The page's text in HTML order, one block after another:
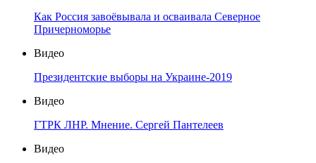
Как Россия завоёвывала и осваивала Северное
Причерноморье
Видео
Президентские выборы на Украине-2019
Видео
ГТРК ЛНР. Мнение. Сергей Пантелеев
Видео